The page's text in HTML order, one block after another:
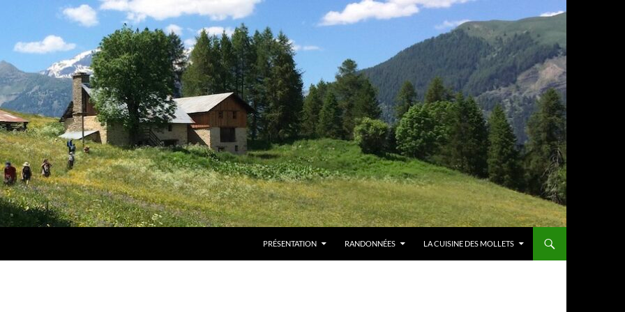
PRÉSENTATION RANDONNÉES LA CUISINE DES MOLLETS